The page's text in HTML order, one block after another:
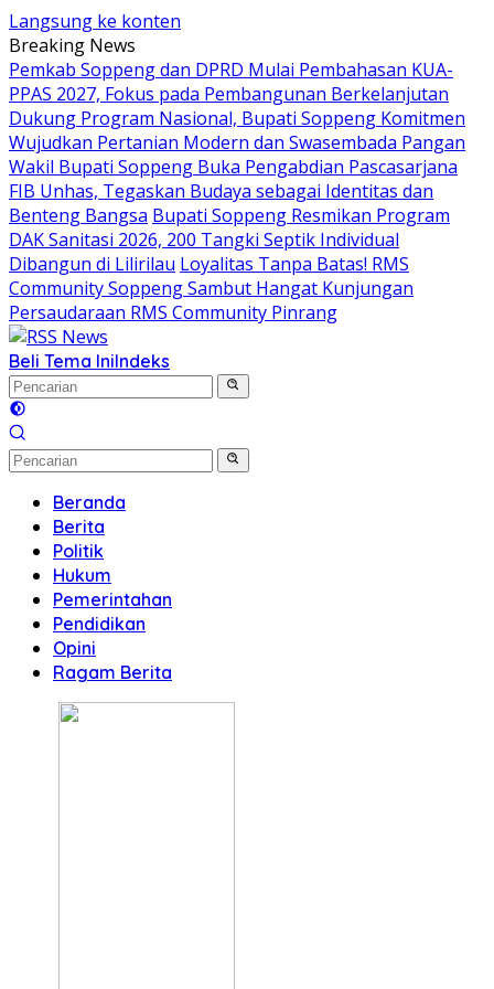
Langsung ke konten
Breaking News
Pemkab Soppeng dan DPRD Mulai Pembahasan KUA-
PPAS 2027, Fokus pada Pembangunan Berkelanjutan
Dukung Program Nasional, Bupati Soppeng Komitmen
Wujudkan Pertanian Modern dan Swasembada Pangan
Wakil Bupati Soppeng Buka Pengabdian Pascasarjana
FIB Unhas, Tegaskan Budaya sebagai Identitas dan
Benteng Bangsa Bupati Soppeng Resmikan Program
DAK Sanitasi 2026, 200 Tangki Septik Individual
Dibangun di Lilirilau Loyalitas Tanpa Batas! RMS
Community Soppeng Sambut Hangat Kunjungan
Persaudaraan RMS Community Pinrang
Beli Tema IniIndeks
Beranda
Berita
Politik
Hukum
Pemerintahan
Pendidikan
Opini
Ragam Berita